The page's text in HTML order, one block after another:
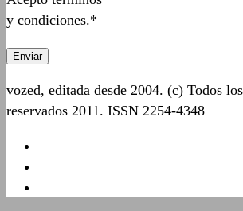
y condiciones.*
vozed, editada desde 2004. (c) Todos
reservados 2011. ISSN 2254-4348